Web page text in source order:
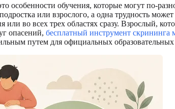
особенности обучения, которые могут по-
или взрослого, а одна трудность
или во всех трех областях сразу. Взрослый,
опасений, бесплатный инструмент скрининга
путем для официальных